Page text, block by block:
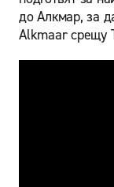
до Алкмар, за
Alkmaar срещу